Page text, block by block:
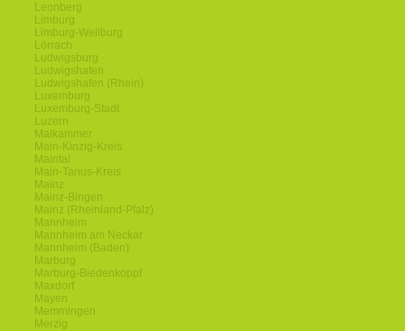
Leonberg
Limburg
Limburg-Weilburg
Lörrach
Ludwigsburg
Ludwigshafen
Ludwigshafen (Rhein)
Luxemburg
Luxemburg-Stadt
Luzern
Maikammer
Main-Kinzig-Kreis
Maintal
Main-Tanus-Kreis
Mainz
Mainz-Bingen
Mainz (Rheinland-Pfalz)
Mannheim
Mannheim am Neckar
Mannheim (Baden)
Marburg
Marburg-Biedenkoppf
Maxdorf
Mayen
Memmingen
Merzig